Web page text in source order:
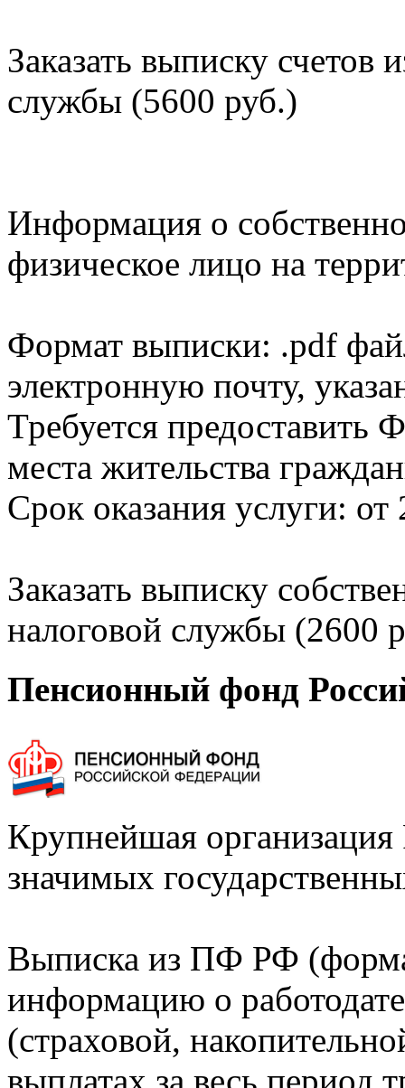
Заказать выписку счетов
службы (5600 руб.)
Информация о
физическое лицо на
Формат выписки: .pdf
электронную почту,
Требуется
места жительства
Срок оказания услуги: от
Заказать выписку
налоговой службы (2600
Пенсионный фонд
Крупнейшая
значимых
Выписка из ПФ РФ
информацию о
(страховой,
выплатах за весь период